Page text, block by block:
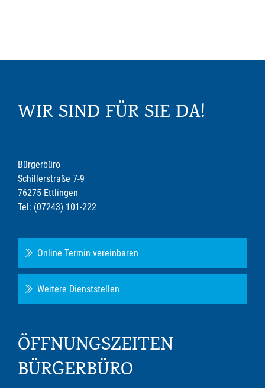
WIR SIND FÜR SIE DA!
Bürgerbüro
Schillerstraße 7-9
76275 Ettlingen
Tel: (07243) 101-222
Online Termin vereinbaren
Weitere Dienststellen
ÖFFNUNGSZEITEN
BÜRGERBÜRO